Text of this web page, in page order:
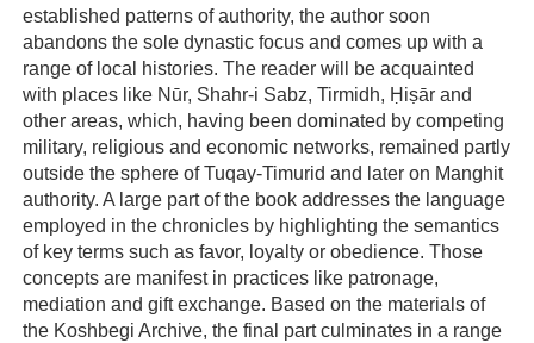
established patterns of authority, the author soon
abandons the sole dynastic focus and comes up with a
range of local histories. The reader will be acquainted
with places like Nūr, Shahr-i Sabz, Tirmidh, Ḥiṣār and
other areas, which, having been dominated by competing
military, religious and economic networks, remained partly
outside the sphere of Tuqay-Timurid and later on Manghit
authority. A large part of the book addresses the language
employed in the chronicles by highlighting the semantics
of key terms such as favor, loyalty or obedience. Those
concepts are manifest in practices like patronage,
mediation and gift exchange. Based on the materials of
the Koshbegi Archive, the final part culminates in a range